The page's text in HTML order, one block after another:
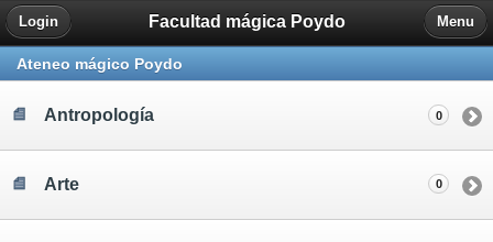
Facultad mágica Poydo
Login Menu
Ateneo mágico Poydo
Antropología 0
Arte 0